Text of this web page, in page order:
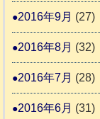
2016年9月 (27)
2016年8月 (32)
2016年7月 (28)
2016年6月 (31)